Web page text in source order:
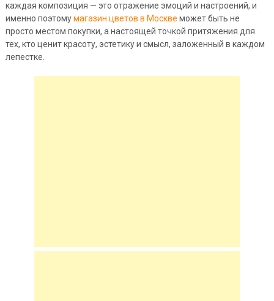
каждая композиция — это отражение эмоций и настроений, и
именно поэтомумагазин цветов в Москве может быть не
просто местом покупки, а настоящей точкой притяжения для
тех, кто ценит красоту, эстетику и смысл, заложенный в каждом
лепестке.